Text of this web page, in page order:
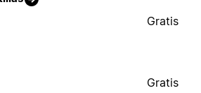
Gratis
Gratis